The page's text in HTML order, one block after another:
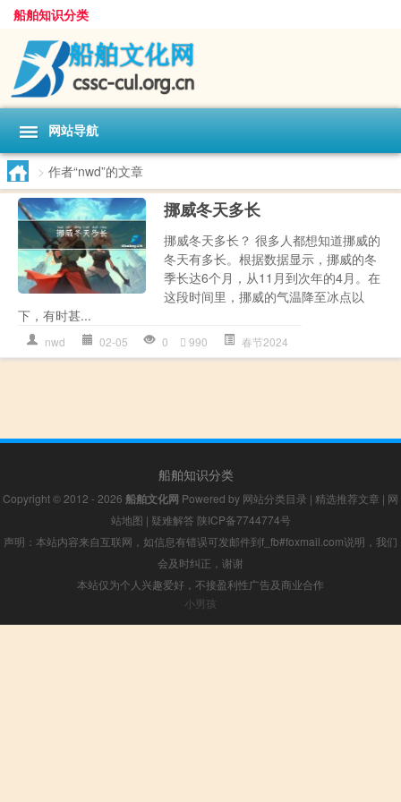
船舶知识分类
网站导航
> 作者“nwd”的文章
挪威冬天多长
挪威冬天多长？ 很多人都想知道挪威的
冬天有多长。根据数据显示，挪威的冬
季长达6个月，从11月到次年的4月。在
这段时间里，挪威的气温降至冰点以
下，有时甚...
nwd 02-05 0 990 春节2024
船舶知识分类
Copyright © 2012 - 2026 船舶文化网 Powered by 网站分类目录 | 精选推荐文章 | 网
站地图 | 疑难解答 陕ICP备7744774号
声明：本站内容来自互联网，如信息有错误可发邮件到f_fb#foxmail.com说明，我们
会及时纠正，谢谢
本站仅为个人兴趣爱好，不接盈利性广告及商业合作
小男孩